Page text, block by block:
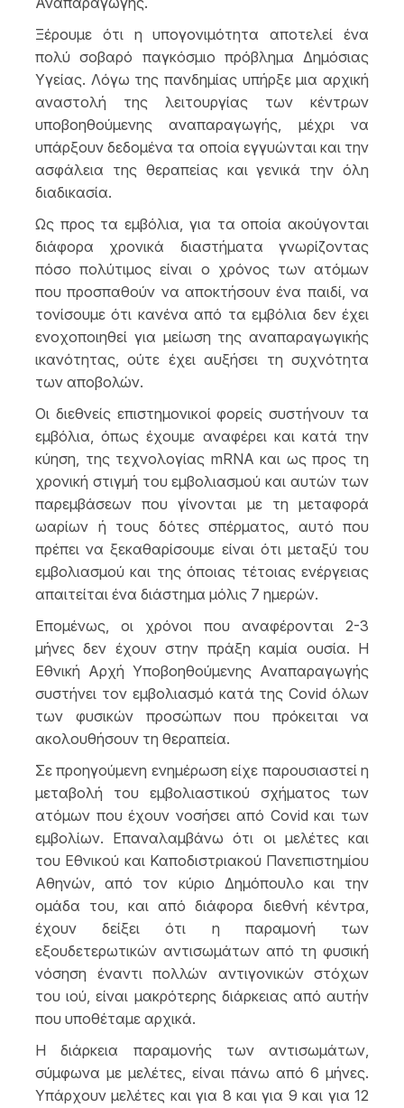
Ξέρουμε ότι η υπογονιμότητα αποτελεί ένα
πολύ σοβαρό παγκόσμιο πρόβλημα Δημόσιας
Υγείας. Λόγω της πανδημίας υπήρξε μια αρχική
αναστολή της λειτουργίας των κέντρων
υποβοηθούμενης αναπαραγωγής, μέχρι να
υπάρξουν δεδομένα τα οποία εγγυώνται και την
ασφάλεια της θεραπείας και γενικά την όλη
διαδικασία.
Ως προς τα εμβόλια, για τα οποία ακούγονται
διάφορα χρονικά διαστήματα γνωρίζοντας
πόσο πολύτιμος είναι ο χρόνος των ατόμων
που προσπαθούν να αποκτήσουν ένα παιδί, να
τονίσουμε ότι κανένα από τα εμβόλια δεν έχει
ενοχοποιηθεί για μείωση της αναπαραγωγικής
ικανότητας, ούτε έχει αυξήσει τη συχνότητα
των αποβολών.
Οι διεθνείς επιστημονικοί φορείς συστήνουν τα
εμβόλια, όπως έχουμε αναφέρει και κατά την
κύηση, της τεχνολογίας mRNA και ως προς τη
χρονική στιγμή του εμβολιασμού και αυτών των
παρεμβάσεων που γίνονται με τη μεταφορά
ωαρίων ή τους δότες σπέρματος, αυτό που
πρέπει να ξεκαθαρίσουμε είναι ότι μεταξύ του
εμβολιασμού και της όποιας τέτοιας ενέργειας
απαιτείται ένα διάστημα μόλις 7 ημερών.
Επομένως, οι χρόνοι που αναφέρονται 2-3
μήνες δεν έχουν στην πράξη καμία ουσία. Η
Εθνική Αρχή Υποβοηθούμενης Αναπαραγωγής
συστήνει τον εμβολιασμό κατά της Covid όλων
των φυσικών προσώπων που πρόκειται να
ακολουθήσουν τη θεραπεία.
Σε προηγούμενη ενημέρωση είχε παρουσιαστεί η
μεταβολή του εμβολιαστικού σχήματος των
ατόμων που έχουν νοσήσει από Covid και των
εμβολίων. Επαναλαμβάνω ότι οι μελέτες και
του Εθνικού και Καποδιστριακού Πανεπιστημίου
Αθηνών, από τον κύριο Δημόπουλο και την
ομάδα του, και από διάφορα διεθνή κέντρα,
έχουν δείξει ότι η παραμονή των
εξουδετερωτικών αντισωμάτων από τη φυσική
νόσηση έναντι πολλών αντιγονικών στόχων
του ιού, είναι μακρότερης διάρκειας από αυτήν
που υποθέταμε αρχικά.
Η διάρκεια παραμονής των αντισωμάτων,
σύμφωνα με μελέτες, είναι πάνω από 6 μήνες.
Υπάρχουν μελέτες και για 8 και για 9 και για 12